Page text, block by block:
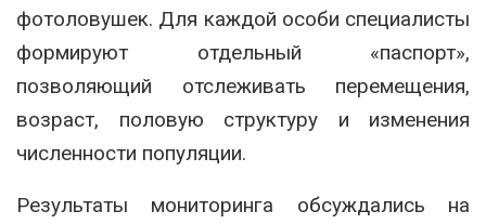
фотоловушек. Для каждой особи специалисты
формируют отдельный «паспорт»,
позволяющий отслеживать перемещения,
возраст, половую структуру и изменения
численности популяции.
Результаты мониторинга обсуждались на